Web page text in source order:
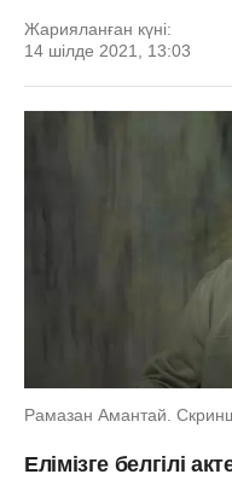
Жарияланған күні:
14 шілде 2021, 13:03
Рамазан Амантай.
Елімізге белгілі